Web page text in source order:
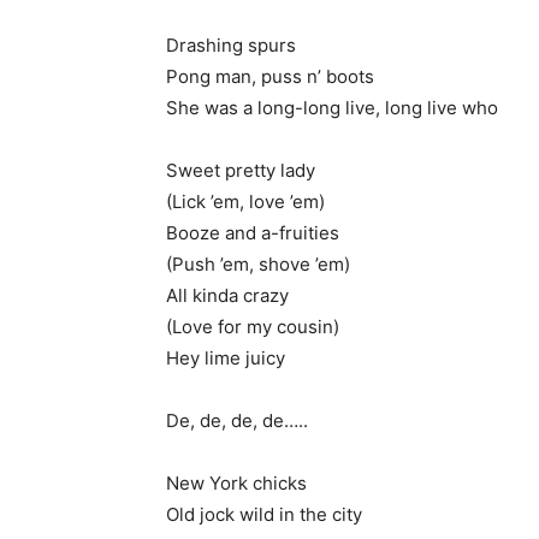
Drashing spurs
Pong man, puss n’ boots
She was a long-long live, long live who
Sweet pretty lady
(Lick ’em, love ’em)
Booze and a-fruities
(Push ’em, shove ’em)
All kinda crazy
(Love for my cousin)
Hey lime juicy
De, de, de, de…..
New York chicks
Old jock wild in the city